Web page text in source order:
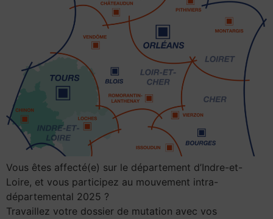
Vous êtes affecté(e) sur le département d’Indre-et-
Loire, et vous participez au mouvement intra-
départemental 2025 ?
Travaillez votre dossier de mutation avec vos